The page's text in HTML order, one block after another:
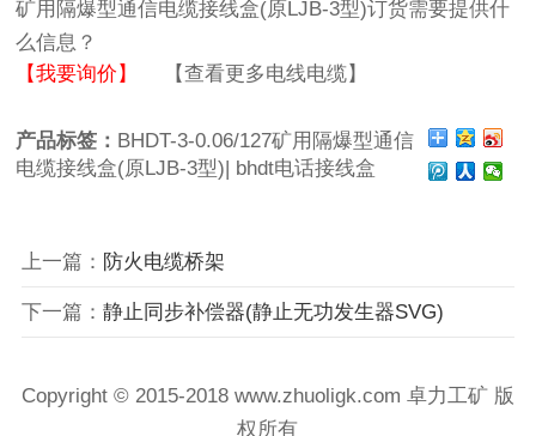
矿用隔爆型通信电缆接线盒(原LJB-3型)订货需要提供什
么信息？
【我要询价】
【查看更多电线电缆】
产品标签： BHDT-3-0.06/127矿用隔爆型通信
电缆接线盒(原LJB-3型)| bhdt电话接线盒
上一篇： 防火电缆桥架
下一篇： 静止同步补偿器(静止无功发生器SVG)
Copyright © 2015-2018 www.zhuoligk.com 卓力工矿版
权所有